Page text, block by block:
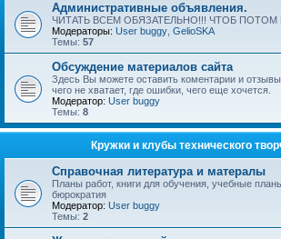
Административные объявления.
ЧИТАТЬ ВСЕМ ОБЯЗАТЕЛЬНО!!! ЧТОБ ПОТОМ
Модераторы: User buggy GelioSKA
Темы: 57
Обсуждение материалов сайта
Здесь Вы можете оставить коментарии и
чего не хватает, где ошибки, чего еще хочется.
Модератор: User buggy
Темы: 8
Кружки и клубы технического
Справочная литература и матералы
Планы работ, книги для обучения, учебные
бюрократия
Модератор: User buggy
Темы: 2